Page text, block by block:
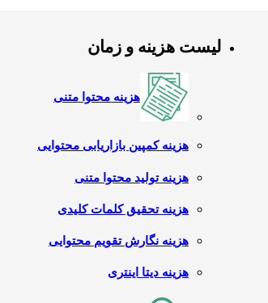
لیست هزینه و زمان
هزینه محتوا متنی
هزینه کمپین بازاریابی محتوایی
هزینه تولید محتوا متنی
هزینه تحقیق کلمات کلیدی
هزینه نگارش تقویم محتوایی
هزینه دیتا اینتری